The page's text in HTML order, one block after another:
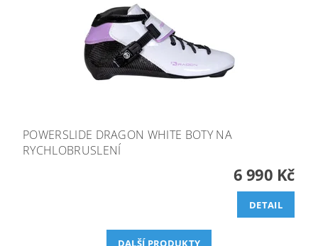
POWERSLIDE DRAGON WHITE BOTY NA
RYCHLOBRUSLENÍ
6 990 Kč
DETAIL
DALŠÍ PRODUKTY